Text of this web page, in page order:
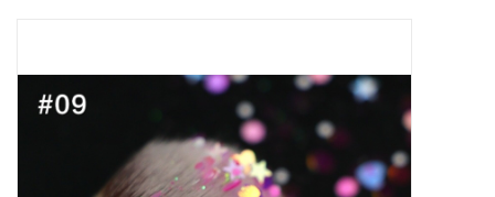
Apparatuur